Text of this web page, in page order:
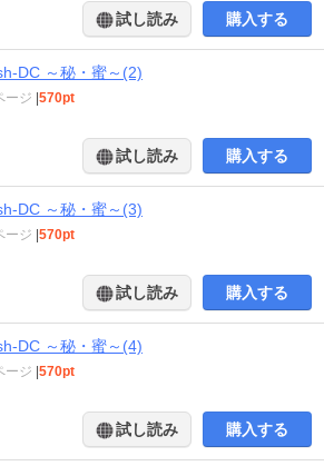
試し読み 購入する
DC ～秘・蜜～(2)
ージ 570pt
試し読み 購入する
DC ～秘・蜜～(3)
ージ 570pt
試し読み 購入する
DC ～秘・蜜～(4)
ージ 570pt
試し読み 購入する